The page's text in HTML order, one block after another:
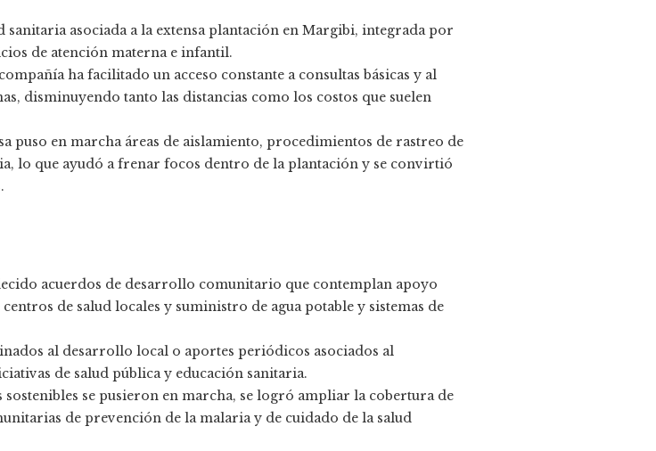
asociada a la extensa plantación en Margibi, integrada por
de atención materna e infantil.
ha facilitado un acceso constante a consultas básicas y al
disminuyendo tanto las distancias como los costos que suelen
puso en marcha áreas de aislamiento, procedimientos de rastreo de
lo que ayudó a frenar focos dentro de la plantación y se convirtió
acuerdos de desarrollo comunitario que contemplan apoyo
de salud locales y suministro de agua potable y sistemas de
al desarrollo local o aportes periódicos asociados al
de salud pública y educación sanitaria.
se pusieron en marcha, se logró ampliar la cobertura de
de prevención de la malaria y de cuidado de la salud